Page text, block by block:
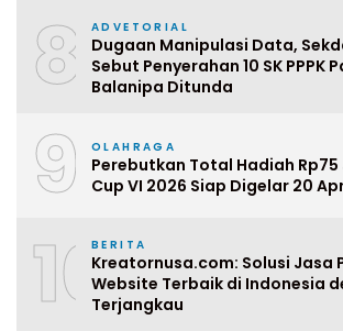
8 ADVETORIAL
Dugaan Manipulasi Data,
Sebut Penyerahan 10 SK PPPK
Balanipa Ditunda
9 OLAHRAGA
Perebutkan Total Hadiah
Cup VI 2026 Siap Digelar 20
10BERITA
Kreatornusa.com: Solusi Jasa
Website Terbaik di Indonesia
Terjangkau